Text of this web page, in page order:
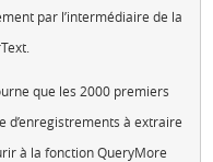
par l’intermédiaire de la
que les 2000 premiers
d’enregistrements à extraire
à la fonction QueryMore